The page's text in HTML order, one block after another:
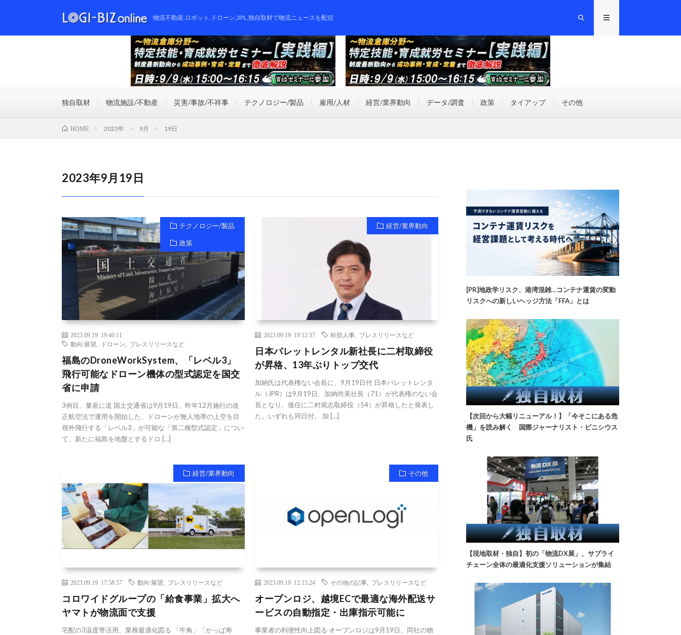
物流不動産,ロボット,ドローン,3PL,独自取材で物流ニュースを配信
独自取材 物流施設/不動産 災害/事故/不祥事 テクノロジー/製品 雇用/人材 経営/業界動向 データ/調査 政策 タイアップ その他
HOME 2023年 9月 19日
2023年9月19日
テクノロジー/製品
政策
2023.09.19 19:40:11
動向/展望
ドローン プレスリリースなど
福島のDroneWorkSystem、「レベル3」
飛行可能なドローン機体の型式認定を国交
省に申請
3例目、量産に道 国土交通省は9月19日、昨年12月施行の改
正航空法で運用を開始した、ドローンが無人地帯の上空を目
視外飛行する「レベル3」が可能な「第二種型式認定」につい
て、新たに福島を地盤とするドロ […]
経営/業界動向
2023.09.19 19:12:37 幹部人事 プレスリリースなど
日本パレットレンタル新社長に二村取締役
が昇格、13年ぶりトップ交代
加納氏は代表権ない会長に、9月19日付 日本パレットレンタ
ル（JPR）は9月19日、加納尚美社長（71）が代表権のない会
長となり、後任に二村篤志取締役（54）が昇格したと発表し
た。いずれも同日付。 加 […]
経営/業界動向
2023.09.19 17:58:57 動向/展望 プレスリリースなど
コロワイドグループの「給食事業」拡大へ
ヤマトが物流面で支援
宅配の3温度帯活用、業務最適化図る 「牛角」「かっぱ寿
その他
2023.09.19 12:15:24 その他の記事 プレスリリースなど
オープンロジ、越境ECで最適な海外配送サ
ービスの自動指定・出庫指示可能に
事業者の利便性向上図る オープンロジは9月19日、同社の物
[PR]地政学リスク、港湾混雑…コンテナ運賃の変動
リスクへの新しいヘッジ方法「FFA」とは
【次回から大幅リニューアル！】「今そこにある危
機」を読み解く 国際ジャーナリスト・ビニシウス
氏
【現地取材・独自】初の「物流DX展」、サプライ
チェーン全体の最適化支援ソリューションが集結